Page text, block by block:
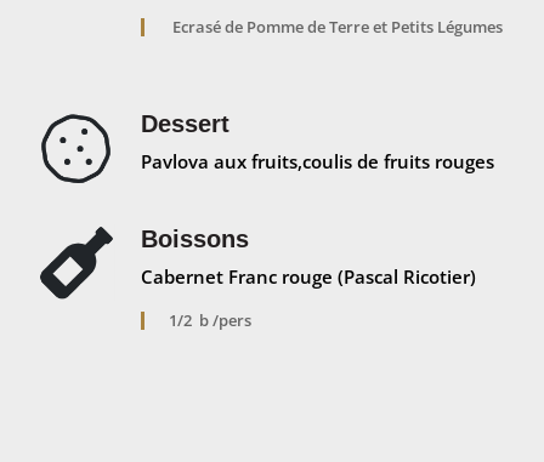
Ecrasé de Pomme de Terre et Petits Légumes
Dessert
Pavlova aux fruits,coulis de fruits rouges
Boissons
Cabernet Franc rouge (Pascal Ricotier)
1/2 b /pers